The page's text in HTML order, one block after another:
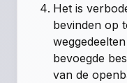
Het is
bevinden op
bevoegde
van de